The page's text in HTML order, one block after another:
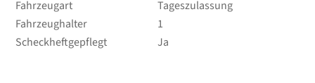
Fahrzeugart
Tageszulassung
Fahrzeughalter
1
Scheckheftgepflegt
Ja